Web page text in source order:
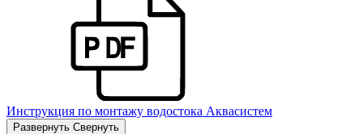
Инструкция по монтажу водостока Аквасистем
Развернуть Свернуть